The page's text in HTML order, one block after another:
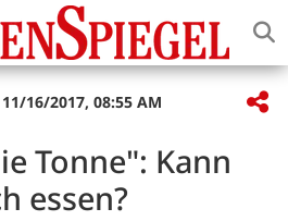
16/2017, 08:55 AM
Tonne": Kann
essen?